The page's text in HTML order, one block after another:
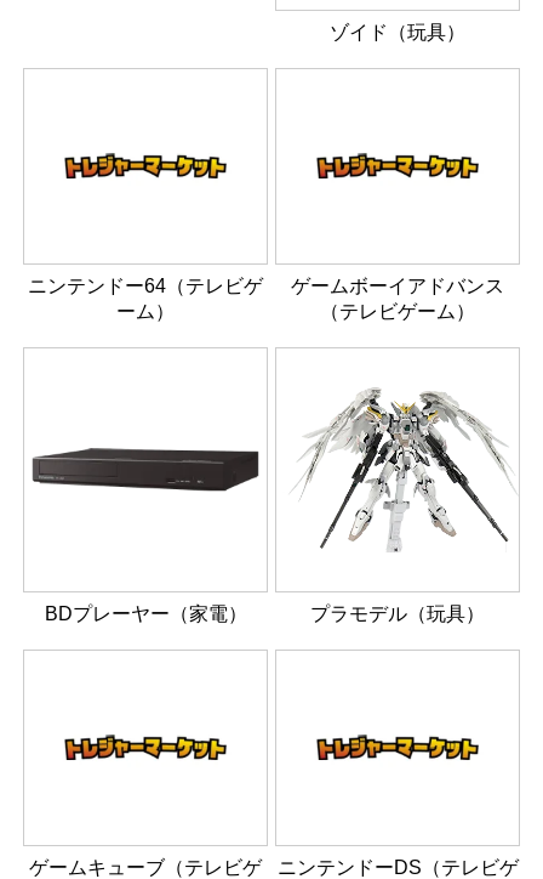
ゾイド（玩具）
ニンテンドー64（テレビゲ
ーム）
ゲームボーイアドバンス
（テレビゲーム）
BDプレーヤー（家電） プラモデル（玩具）
ゲームキューブ（テレビゲ
ニンテンドーDS（テレビゲ